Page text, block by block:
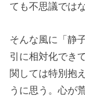
ても不思議ではな
そんな風に「静
引に相対化でき
関しては特別抱
うに思う。心が